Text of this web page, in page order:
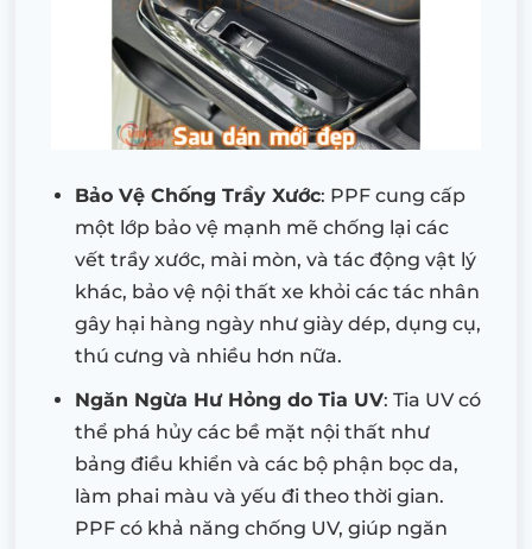
Bảo Vệ Chống Trầy Xước: PPF cung cấp
một lớp bảo vệ mạnh mẽ chống lại các
vết trầy xước, mài mòn, và tác động vật lý
khác, bảo vệ nội thất xe khỏi các tác nhân
gây hại hàng ngày như giày dép, dụng cụ,
thú cưng và nhiều hơn nữa.
Ngăn Ngừa Hư Hỏng do Tia UV: Tia UV có
thể phá hủy các bề mặt nội thất như
bảng điều khiển và các bộ phận bọc da,
làm phai màu và yếu đi theo thời gian.
PPF có khả năng chống UV, giúp ngăn